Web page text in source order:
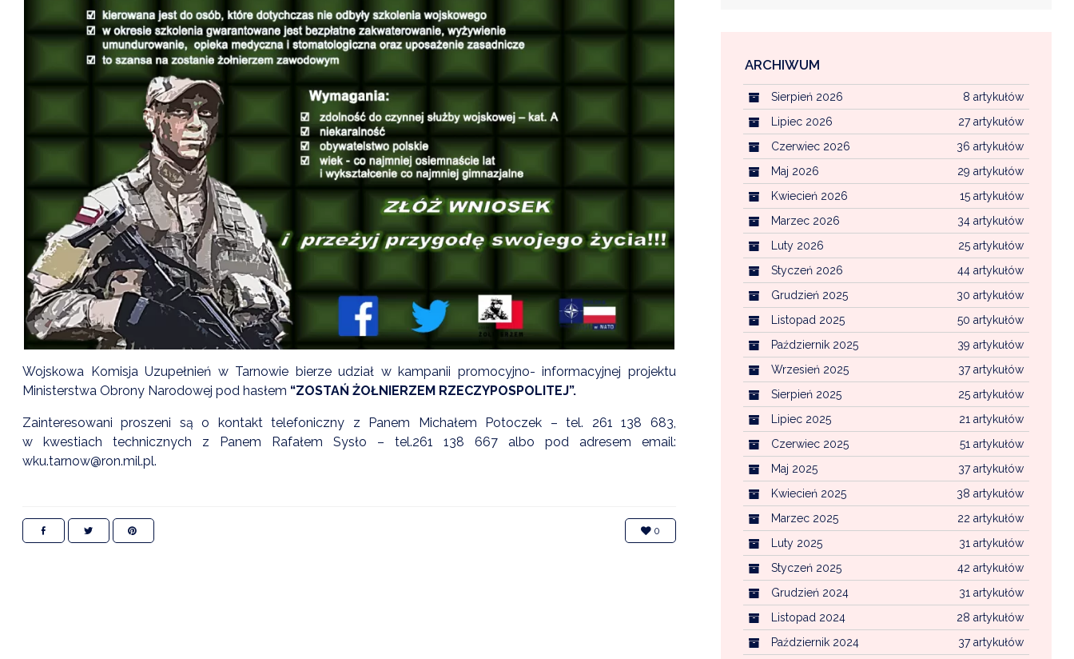
ZDROWIE
EKOINTERWENCJA
WFOŚ CZYSTE POWIETRZE
CENTRALNA EWIDENCJA EMISYJNOŚCI
GOSPODARKA ODPADAMI KOMUNALNYMI
KOMUNIKACJA
PRZYDATNE STRONY
Wojskowa Komisja Uzupełnień w Tarnowie bierze udział w kampanii promocyjno- informacyjnej projektu
Ministerstwa Obrony Narodowej pod hasłem “ZOSTAŃ ŻOŁNIERZEM RZECZYPOSPOLITEJ”.
Zainteresowani proszeni są o kontakt telefoniczny z Panem Michałem Potoczek – tel. 261 138 683,
w kwestiach technicznych z Panem Rafałem Sysło – tel.261 138 667 albo pod adresem email:
wku.tarnow@ron.mil.pl.
0
ARCHIWUM
8 artykułów
Sierpień 2026
27 artykułów
Lipiec 2026
36 artykułów
Czerwiec 2026
29 artykułów
Maj 2026
15 artykułów
Kwiecień 2026
34 artykułów
Marzec 2026
25 artykułów
Luty 2026
44 artykułów
Styczeń 2026
30 artykułów
Grudzień 2025
50 artykułów
Listopad 2025
39 artykułów
Październik 2025
37 artykułów
Wrzesień 2025
25 artykułów
Sierpień 2025
21 artykułów
Lipiec 2025
51 artykułów
Czerwiec 2025
37 artykułów
Maj 2025
38 artykułów
Kwiecień 2025
22 artykułów
Marzec 2025
31 artykułów
Luty 2025
42 artykułów
Styczeń 2025
31 artykułów
Grudzień 2024
28 artykułów
Listopad 2024
37 artykułów
Październik 2024